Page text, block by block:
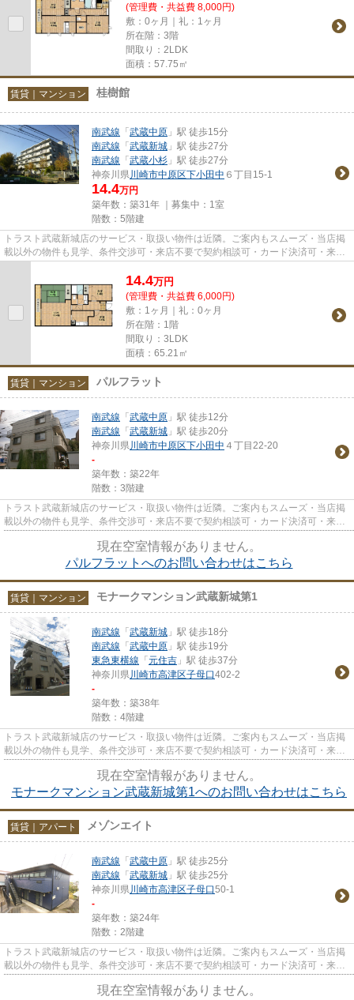
(管理費・共益費 8,000円)
敷：0ヶ月｜礼：1ヶ月
所在階：3階
間取り：2LDK
面積：57.75㎡
賃貸｜マンション 桂樹館
南武線 「武蔵中原 」駅 徒歩15分
南武線 「武蔵新城 」駅 徒歩27分
南武線 「武蔵小杉 」駅 徒歩27分
神奈川県川崎市中原区下小田中 ６丁目15-1
14.4万円
築年数：築31年 ｜募集中： 1室
階数：5階建
トラスト武蔵新城店のサービス・取扱い物件は近隣。ご案内もスムーズ・当店掲
載以外の物件も見学、条件交渉可・来店不要で契約相談可・カード決済可・来店
時無料駐車場有（要電話予約...
14.4万円
(管理費・共益費 6,000円)
敷：1ヶ月｜礼：0ヶ月
所在階：1階
間取り：3LDK
面積：65.21㎡
賃貸｜マンション パルフラット
南武線 「武蔵中原 」駅 徒歩12分
南武線 「武蔵新城 」駅 徒歩20分
神奈川県川崎市中原区下小田中 ４丁目22-20
-
築年数：築22年
階数：3階建
トラスト武蔵新城店のサービス・取扱い物件は近隣。ご案内もスムーズ・当店掲
載以外の物件も見学、条件交渉可・来店不要で契約相談可・カード決済可・来店
時無料駐車場有（要電話予約...
現在空室情報がありません。
パルフラットへのお問い合わせはこちら
賃貸｜マンション モナークマンション武蔵新城第1
南武線 「武蔵新城 」駅 徒歩18分
南武線 「武蔵中原 」駅 徒歩19分
東急東横線 「元住吉 」駅 徒歩37分
神奈川県川崎市高津区子母口402-2
-
築年数：築38年
階数：4階建
トラスト武蔵新城店のサービス・取扱い物件は近隣。ご案内もスムーズ・当店掲
載以外の物件も見学、条件交渉可・来店不要で契約相談可・カード決済可・来店
時無料駐車場有（要電話予約...
現在空室情報がありません。
モナークマンション武蔵新城第1へのお問い合わせはこちら
賃貸｜アパート メゾンエイト
南武線 「武蔵中原 」駅 徒歩25分
南武線 「武蔵新城 」駅 徒歩25分
神奈川県川崎市高津区子母口50-1
-
築年数：築24年
階数：2階建
トラスト武蔵新城店のサービス・取扱い物件は近隣。ご案内もスムーズ・当店掲
載以外の物件も見学、条件交渉可・来店不要で契約相談可・カード決済可・来店
時無料駐車場有（要電話予約...
現在空室情報がありません。